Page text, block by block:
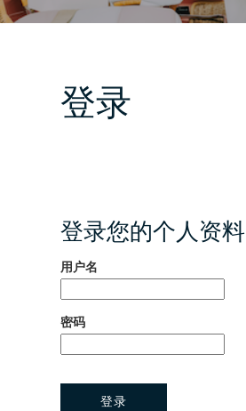
登录
登录您的个人资料
用户名
密码
登录